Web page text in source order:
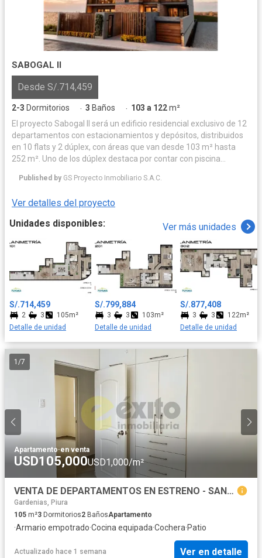
SABOGAL II
Desde S/.714,459
2-3 Dormitorios · 3 Baños · 103 a 122m²
El proyecto Sabogal II será un edificio residencial exclusivo de 12
departamentos con estacionamientos y depósitos, distribuidos
en 10 flats y 2 dúplex, con áreas que van desde 103 m² hasta
252 m². Uno de los dúplex destaca por contar con piscina
segundo ofrece una amplia terraza con parrilla, ideal para el
Published by GS Proyecto Inmobiliario S.A.C.
Ver detalles del proyecto
Unidades disponibles:
Ver más unidades
S/.714,459
2 3
105m²
Detalle de unidad
S/.799,884
3 3
103m²
Detalle de unidad
S/.877,408
3 3
122m²
Detalle de unidad
1 /7
Apartamento·en venta
USD105,000USD1,000/m²
VENTA DE DEPARTAMENTOS EN ESTRENO - SANTA MARIA DEL PINAR
Gardenias, Piura
105 m²3 Dormitorios2 BañosApartamento
·Armario empotrado·Cocina equipada·Cochera·Patio
Actualizado hace 1 semana Ver en detalle